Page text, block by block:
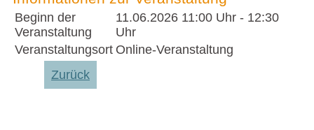
Beginn der
Veranstaltung
11.06.2026 11:00 Uhr - 12:30
Uhr
Veranstaltungsort Online-Veranstaltung
Zurück